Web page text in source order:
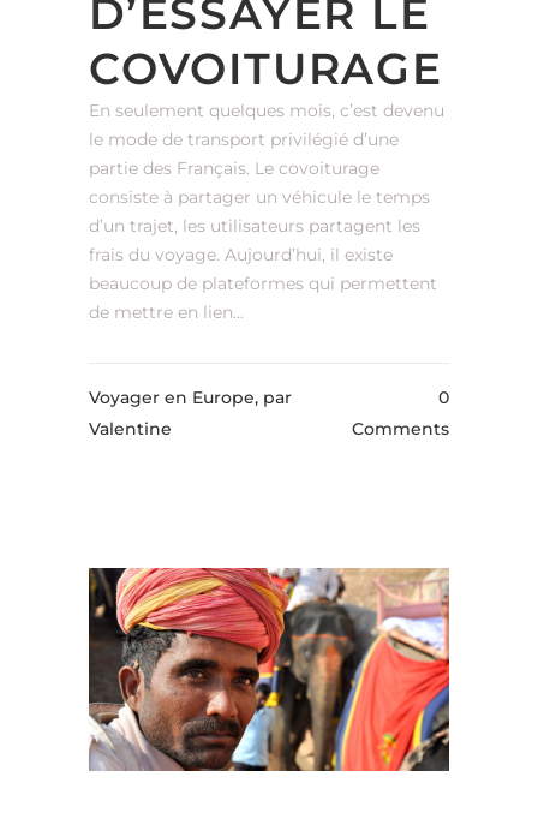
D’ESSAYER LE
COVOITURAGE
En seulement quelques mois, c’est devenu
le mode de transport privilégié d’une
partie des Français. Le covoiturage
consiste à partager un véhicule le temps
d’un trajet, les utilisateurs partagent les
frais du voyage. Aujourd’hui, il existe
beaucoup de plateformes qui permettent
de mettre en lien...
Voyager en Europe, par
Valentine
0
Comments